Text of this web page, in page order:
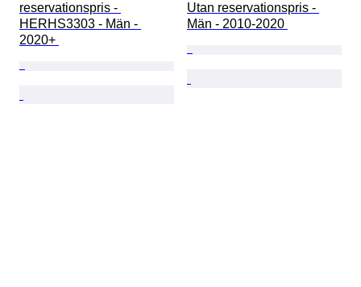
reservationspris -
HERHS3303 - Män -
2020+
Utan reservationspris -
Män - 2010-2020